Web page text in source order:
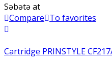
Səbətə at
Compare To favorites
Cartridge PRINSTYLE